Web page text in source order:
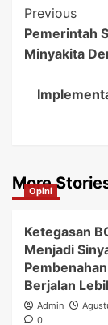
Post
Previous
Pemerintah
Minyakita
More
Opini
Ketegasan
Menjadi
Berjalan
Admin
0